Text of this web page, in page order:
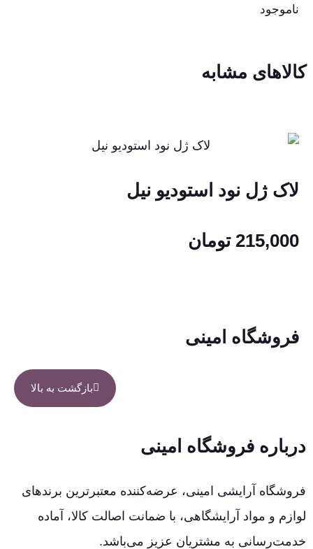
ناموجود
کالاهای مشابه
لاک ژل نود استودیو نیل
215,000 تومان
فروشگاه امینی
بازگشت به بالا
درباره فروشگاه امینی
فروشگاه آرایشی امینی، عرضه‌کننده معتبرترین برندهای
لوازم و مواد آرایشگاهی، با ضمانت اصالت کالا، آماده
خدمت‌رسانی به مشتریان عزیز می‌باشد.